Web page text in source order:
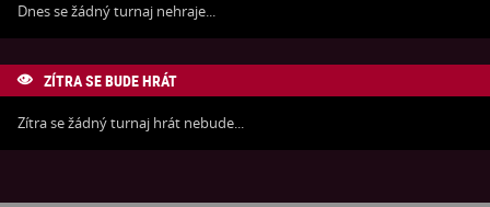
Dnes se žádný turnaj nehraje...
 ZÍTRA SE BUDE HRÁT
Zítra se žádný turnaj hrát nebude...